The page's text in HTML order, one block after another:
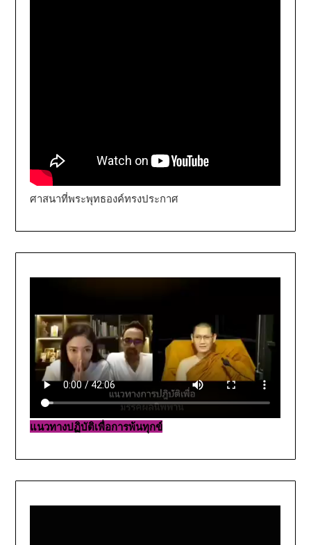
ศาสนาที่พระพุทธองค์ทรงประกาศ
แนวทางปฏิบัติเพื่อการพ้นทุกข์